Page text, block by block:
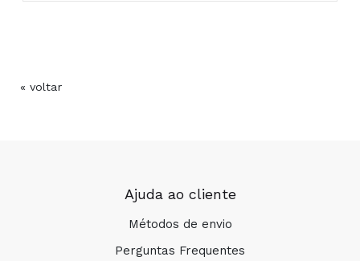
« voltar
Ajuda ao cliente
Métodos de envio
Perguntas Frequentes